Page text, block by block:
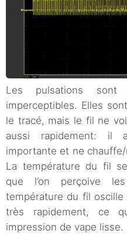
Les pulsations
imperceptibles. Elles
le tracé, mais le fil ne
aussi rapidement: il
importante et ne
La température du fil
que l’on perçoive
température du fil
très rapidement, ce
impression de vape lisse.